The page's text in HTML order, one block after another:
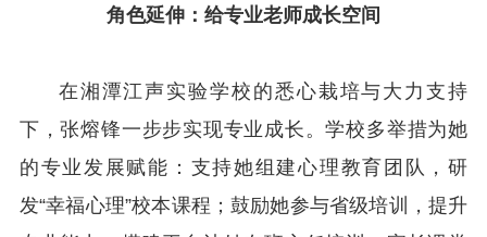
角色延伸： 给专业老师成长空间
在湘潭江声实验学校的悉心栽培与大力支持
下，张熔锋一步步实现专业成长。学校多举措为她
的专业发展赋能：支持她组建心理教育团队，研
发“幸福心理”校本课程；鼓励她参与省级培训，提升